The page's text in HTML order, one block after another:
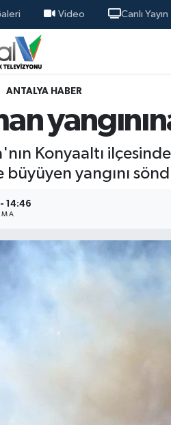
Video Canlı Yayın
ANTALYA HABER
Konyaaltı
büyüyen yangını
14:46
ve Fikstür